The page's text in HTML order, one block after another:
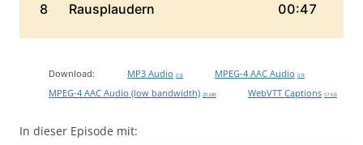
Download: MP3 Audio 0 B MPEG-4 AAC Audio 0 B
MPEG-4 AAC Audio (low bandwidth) 20 MB WebVTT Captions 57 KB
In dieser Episode mit: